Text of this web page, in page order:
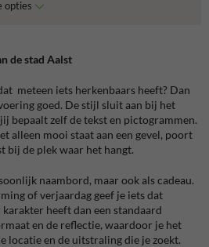
opties
de stad Aalst
meteen iets herkenbaars heeft? Dan
goed. De stijl sluit aan bij het
bepaalt zelf de tekst en pictogrammen.
alleen mooi staat aan een gevel, poort
bij de plek waar het hangt.
naambord, maar ook als cadeau.
of verjaardag geef je iets dat
heeft dan een standaard
en de reflectie, waardoor je het
locatie en de uitstraling die je zoekt.